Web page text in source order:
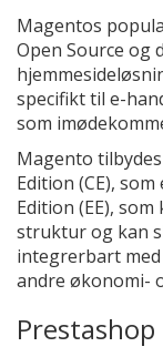
Magentos
Open Source og
specifikt til e-
som
Magento
Edition (CE),
Edition (EE),
struktur og kan
integrerbart med
andre økonomi-
Prestashop